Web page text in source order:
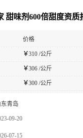
甜味剂600倍甜度资质
价格
￥310 /公斤
￥306 /公斤
￥300 /公斤
青岛
09-20
07-15